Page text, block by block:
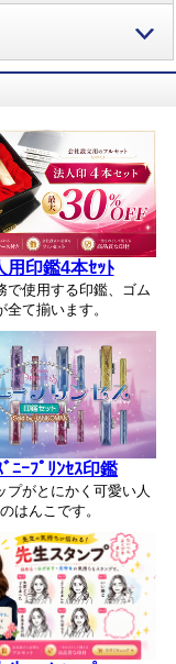
用印鑑4本ｾｯﾄ
で使用する印鑑、ゴム
全て揃います。
ﾞﾆｰﾌﾟﾘﾝｾｽ印鑑
プがとにかく可愛い人
はんこです。